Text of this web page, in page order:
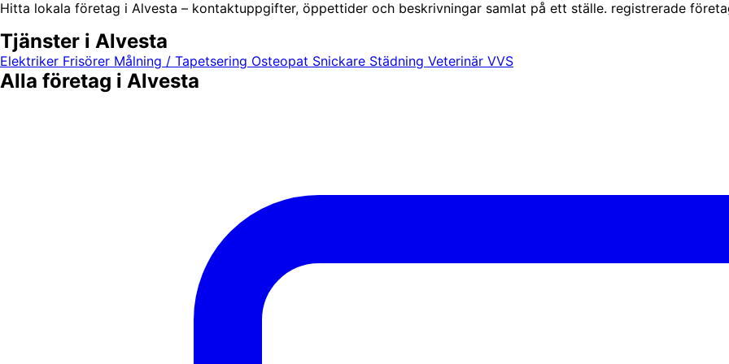
Hitta lokala företag i Alvesta – kontaktuppgifter, öppettider och beskrivningar samlat på ett ställe. registrerade
Tjänster i Alvesta
Elektriker Frisörer Målning / Tapetsering Osteopat Snickare Städning Veterinär VVS
Alla företag i Alvesta